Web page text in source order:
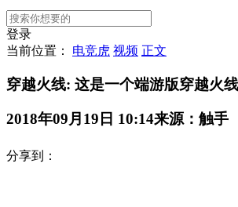
登录
当前位置： 电竞虎 视频 正文
穿越火线: 这是一个端游版穿越火线
2018年09月19日 10:14来源：触手
分享到：